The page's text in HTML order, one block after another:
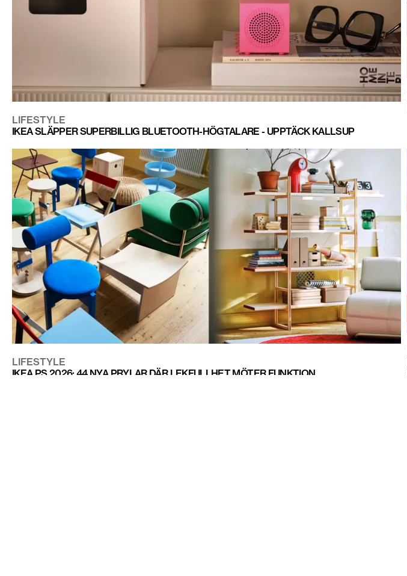
LIFESTYLE
IKEA SLÄPPER SUPERBILLIG BLUETOOTH-HÖGTALARE - UPPTÄCK KALLSUP
LIFESTYLE
IKEA PS 2026: 44 NYA PRYLAR DÄR LEKFULLHET MÖTER FUNKTION